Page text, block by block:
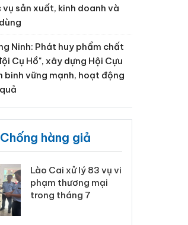
vụ sản xuất, kinh doanh và
Ninh: Phát huy phẩm chất
Cụ Hồ", xây dựng Hội Cựu
binh vững mạnh, hoạt động
Chống hàng giả
Lào Cai xử lý 83 vụ vi
phạm thương mại
trong tháng 7